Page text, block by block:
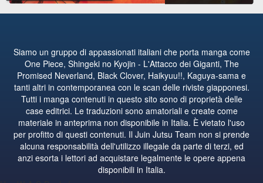
Siamo un gruppo di appassionati italiani che porta manga come
One Piece, Shingeki no Kyojin - L'Attacco dei Giganti, The
Promised Neverland, Black Clover, Haikyuu!!, Kaguya-sama e
tanti altri in contemporanea con le scan delle riviste giapponesi.
Tutti i manga contenuti in questo sito sono di proprietà delle
case editrici. Le traduzioni sono amatoriali e create come
materiale in anteprima non disponibile in Italia. È vietato l'uso
per profitto di questi contenuti. Il Juin Jutsu Team non si prende
alcuna responsabilità dell'utilizzo illegale da parte di terzi, ed
anzi esorta i lettori ad acquistare legalmente le opere appena
disponibili in Italia.